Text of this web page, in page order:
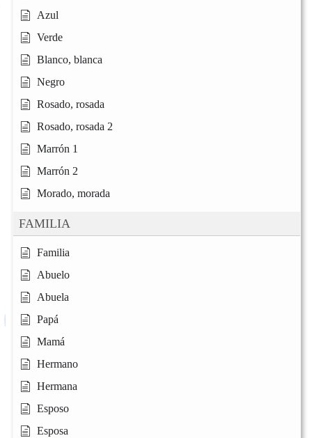
Azul
Verde
Blanco, blanca
Negro
Rosado, rosada
Rosado, rosada 2
Marrón 1
Marrón 2
Morado, morada
FAMILIA
Familia
Abuelo
Abuela
Papá
Mamá
Hermano
Hermana
Esposo
Esposa